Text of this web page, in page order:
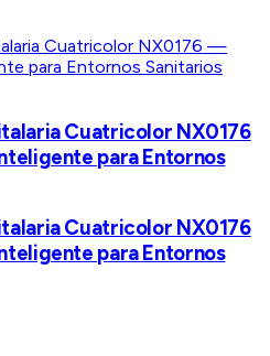
Cuatricolor NX0176
para Entornos
Cuatricolor NX0176
para Entornos